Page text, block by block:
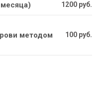
1200 руб.
методом
100 руб.